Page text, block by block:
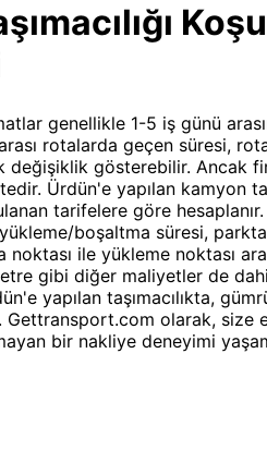
genellikle 1-5 iş günü
rotalarda geçen süresi,
değişiklik gösterebilir. Ancak
Ürdün'e yapılan kamyon
tarifelere göre
boşaltma süresi,
ile yükleme noktası
gibi diğer maliyetler de
yapılan taşımacılıkta,
Gettransport.com olarak, size
bir nakliye deneyimi